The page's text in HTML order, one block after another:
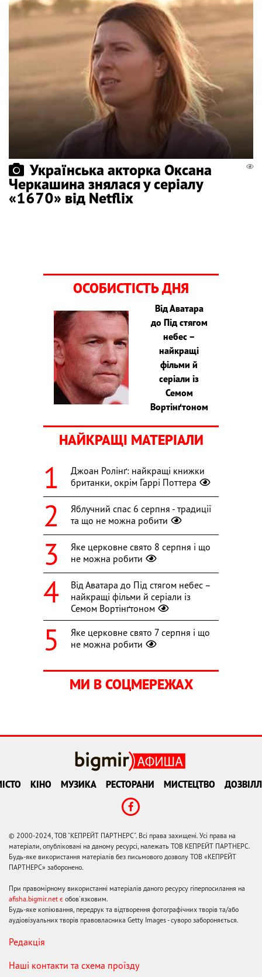
Українська акторка Оксана
Черкашина знялася у серіалу
«1670» від Netflix
ОСОБИСТІСТЬ ДНЯ
Від Аватара
до Під стягом
небес –
найкращі
фільми й
серіали із
Семом
Вортінґтоном
НАЙКРАЩІ МАТЕРІАЛИ
Джоан Ролінґ: найкращі книжки
британки, окрім Гаррі Поттера
Яблучний спас 6 серпня - традиції
та що не можна робити
Яке церковне свято 8 серпня і що
не можна робити
Від Аватара до Під стягом небес –
найкращі фільми й серіали із
Семом Вортінґтоном
Яке церковне свято 7 серпня і що
не можна робити
МИ В СОЦМЕРЕЖАХ
КІНО МУЗИКА РЕСТОРАНИ МИСТЕЦТВО
© 2000-2024, ТОВ "КЕПРЕЙТ ПАРТНЕРС". Всі права захищені. Усі права на
матеріали, опубліковані на даному ресурсі, належать ТОВ КЕПРЕЙТ ПАРТНЕРС.
Будь-яке використання матеріалів без письмового дозволу ТОВ «КЕПРЕЙТ
ПАРТНЕРС» заборонено.
При правомірному використанні матеріалів даного ресурсу гіперпосилання на
afisha.bigmir.net є обов'язковим.
Будь-яке копіювання, передрук та відтворення фотографічних творів та/або
аудіовізуальних творів правовласника Getty Images - суворо забороняється.
Редакція
Наші контакти та схема проїзду